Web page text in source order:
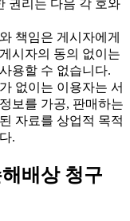
권리는 다음 각 호와
책임은 게시자에게
시자의 동의 없이는
용할 수 없습니다.
없이는 이용자는 서
보를 가공, 판매하는
자료를 상업적 목적
.
배상 청구